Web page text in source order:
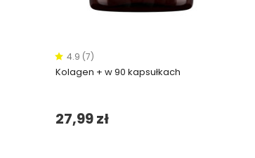
4.9 (7)
Kolagen + w 90 kapsułkach
27,99 zł